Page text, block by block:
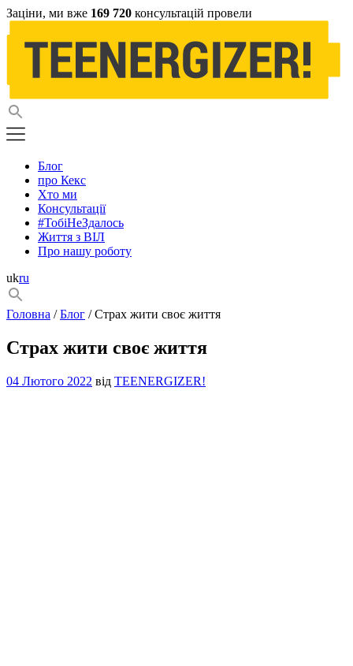
Заціни, ми вже 169 720 консультацій провели
Блог
про Кекс
Хто ми
Консультації
#ТобіНеЗдалось
Життя з ВІЛ
Про нашу роботу
ukru
Головна /Блог / Страх жити своє життя
Страх жити своє життя
04 Лютого 2022 від TEENERGIZER!